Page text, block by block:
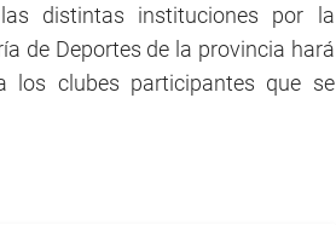
distintas instituciones por la
de Deportes de la provincia hará
los clubes participantes que se